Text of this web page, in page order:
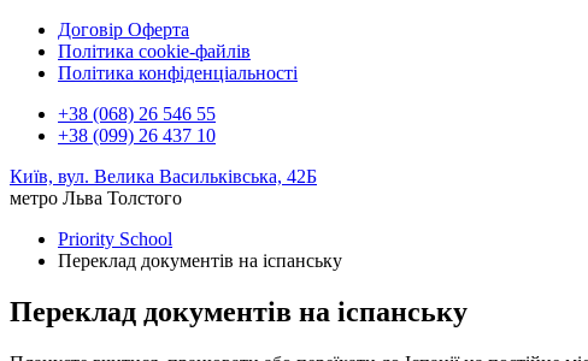
Договір Оферта
Політика cookie-файлів
Політика конфіденціальності
+38 (068) 26 546 55
+38 (099) 26 437 10
Київ, вул. Велика Васильківська, 42Б
метро Льва Толстого
Priority School
Переклад документів на іспанську
Переклад документів на іспанську